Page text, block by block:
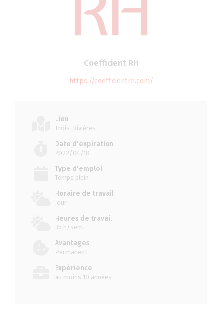
Coefficient RH
https://coefficientrh.com/
Lieu
Trois-Rivières
Date d'expiration
2022/04/18
Type d'emploi
Temps plein
Horaire de travail
Jour
Heures de travail
35 h/sem.
Avantages
Permanent
Expérience
au moins 10 années